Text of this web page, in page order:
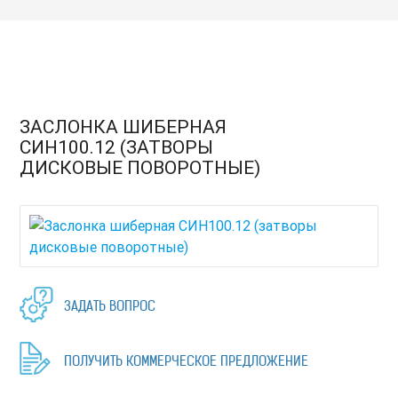
ЗАСЛОНКА ШИБЕРНАЯ
СИН100.12 (ЗАТВОРЫ
ДИСКОВЫЕ ПОВОРОТНЫЕ)
ЗАДАТЬ ВОПРОС
ПОЛУЧИТЬ КОММЕРЧЕСКОЕ ПРЕДЛОЖЕНИЕ